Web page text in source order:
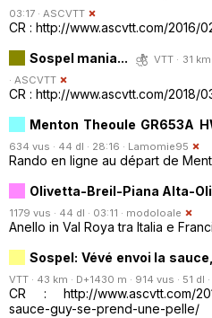
03:17 · ASCVTT
CR : http://www.ascvtt.com/2016/
Sospel mania...
VTT · 31
· ASCVTT
CR : http://www.ascvtt.com/2018/
Menton Theoule GR653A
634 vus · 44 dl · 28:16 · Lamomie95
Rando en ligne au départ de
Olivetta-Breil-Piana Alta-
1179 vus · 44 dl · 03:11 · modoloale
Anello in Val Roya tra Italia e
Sospel: Vévé envoi la
VTT · 43 km · D+1430 m · 914 vus · 51 dl
CR : http://www.ascvtt.com/
sauce-guy-se-prend-une-pelle/